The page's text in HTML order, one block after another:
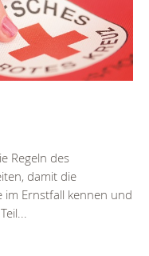
Regeln des
damit die
im Ernstfall kennen und